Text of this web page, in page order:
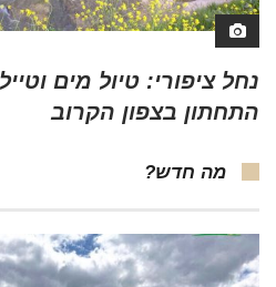
נחל ציפורי: טיול מים
התחתון בצפון הקרוב
מה חדש?